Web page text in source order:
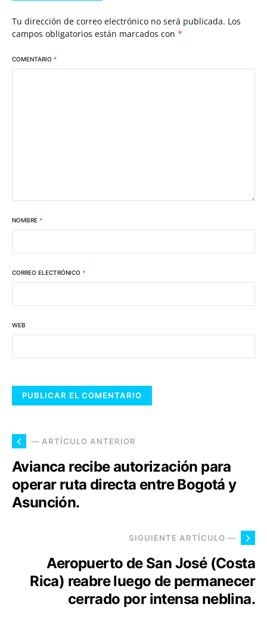
Tu dirección de correo electrónico no será publicada. Los
campos obligatorios están marcados con *
COMENTARIO *
NOMBRE *
CORREO ELECTRÓNICO *
WEB
— ARTÍCULO ANTERIOR
Avianca recibe autorización para
operar ruta directa entre Bogotá y
Asunción.
SIGUIENTE ARTÍCULO —
Aeropuerto de San José (Costa
Rica) reabre luego de permanecer
cerrado por intensa neblina.